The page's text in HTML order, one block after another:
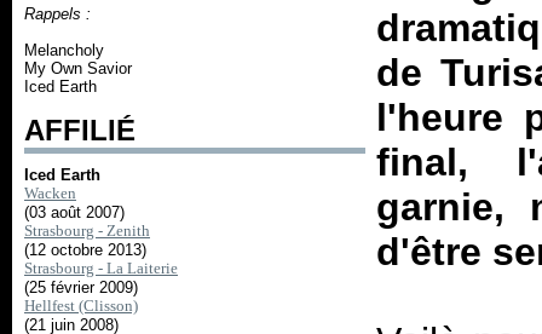
Rappels :
Melancholy
My Own Savior
Iced Earth
AFFILIÉ
Iced Earth
Wacken
(03 août 2007)
Strasbourg - Zenith
(12 octobre 2013)
Strasbourg - La Laiterie
(25 février 2009)
Hellfest (Clisson)
(21 juin 2008)
de
l'heure
final,
garnie,
d'être